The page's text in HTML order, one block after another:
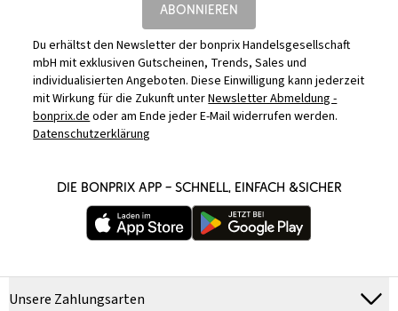
ABONNIEREN
Du erhältst den Newsletter der bonprix Handelsgesellschaft
mbH mit exklusiven Gutscheinen, Trends, Sales und
individualisierten Angeboten. Diese Einwilligung kann jederzeit
mit Wirkung für die Zukunft unterNewsletter Abmeldung -
bonprix.deoder am Ende jeder E-Mail widerrufen werden.
Datenschutzerklärung
DIE BONPRIX APP – SCHNELL, EINFACH &SICHER
Unsere Zahlungsarten